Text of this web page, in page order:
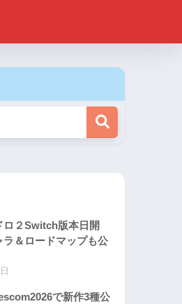
ロ２Switch版本日開
ラ＆ロードマップも公
で新作3種公